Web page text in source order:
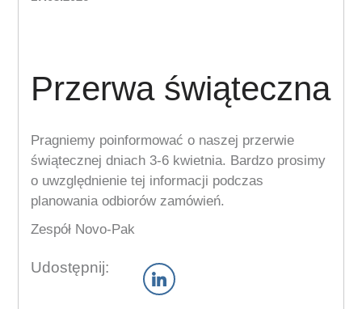
Przerwa świąteczna
Pragniemy poinformować o naszej przerwie
świątecznej dniach 3-6 kwietnia. Bardzo prosimy
o uwzględnienie tej informacji podczas
planowania odbiorów zamówień.
Zespół Novo-Pak
Udostępnij: